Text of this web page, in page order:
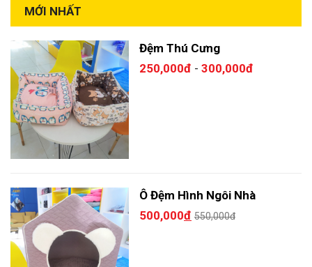
MỚI NHẤT
Đệm Thú Cưng
250,000đ - 300,000đ
Ô Đệm Hình Ngôi Nhà
500,000đ 550,000đ